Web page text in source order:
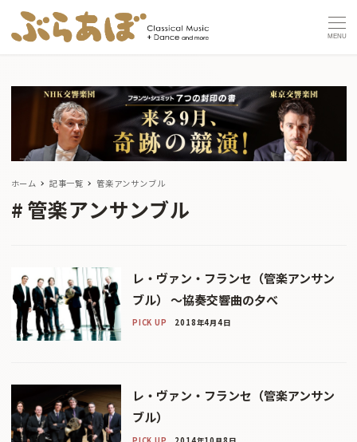
MENU
ホーム 記事一覧 管楽アンサンブル
管楽アンサンブル
レ・ヴァン・フランセ（管楽アンサン
ブル） 〜協奏交響曲の夕べ
PICK UP 2018年4月4日
レ・ヴァン・フランセ（管楽アンサン
ブル）